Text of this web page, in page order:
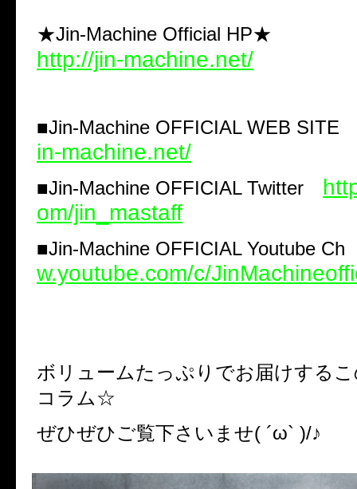
★Jin-Machine Official HP★
http://jin-machine.net/
■Jin-Machine OFFICIAL WEB
in-machine.net/
■Jin-Machine OFFICIAL Twitter
om/jin_mastaff
■Jin-Machine OFFICIAL Youtube
w.youtube.com/c/
ボリュームたっぷりでお届けする
コラム☆
ぜひぜひご覧下さいませ( ´ω` )/♪